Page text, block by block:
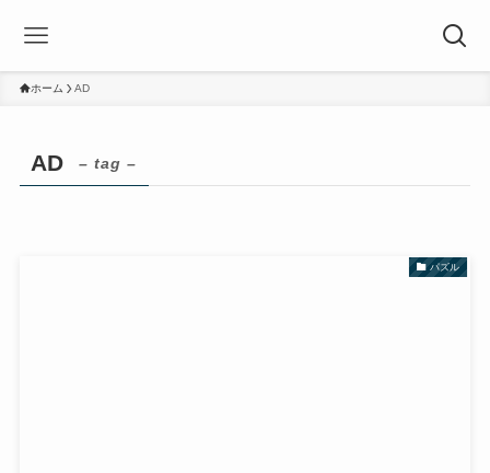
ホーム AD
AD – tag –
パズル